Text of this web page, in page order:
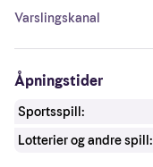
Varslingskanal
Åpningstider
Sportsspill:
Lotterier og andre spill: